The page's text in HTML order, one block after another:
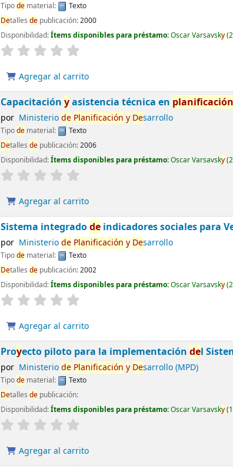
Tipode material:
Texto
Detallesde publicación:2000
Disponibilidad:Ítems disponibles para préstamo:Oscar Varsavsky
Agregar al carrito
Capacitaciónyasistencia técnica en planificación
por Ministeriode Planificación y Desarrollo
Tipode material:
Texto
Detallesde publicación:2006
Disponibilidad:Ítems disponibles para préstamo:Oscar Varsavsky
Agregar al carrito
Sistema integradode indicadores sociales para
por Ministeriode Planificación y Desarrollo
Tipode material:
Texto
Detallesde publicación:2002
Disponibilidad:Ítems disponibles para préstamo:Oscar Varsavsky
Agregar al carrito
Proyecto piloto para la implementacióndel
por Ministeriode Planificación y Desarrollo (MPD)
Tipode material:
Texto
Detallesde publicación:
Disponibilidad:Ítems disponibles para préstamo:Oscar Varsavsky
Agregar al carrito